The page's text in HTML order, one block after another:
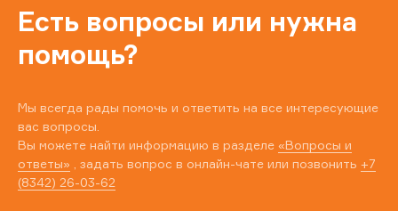
Есть вопросы или нужна
помощь?
Мы всегда рады помочь и ответить на все интересующие
вас вопросы.
Вы можете найти информацию в разделе «Вопросы и
ответы» , задать вопрос в онлайн-чате или позвонить +7
(8342) 26-03-62